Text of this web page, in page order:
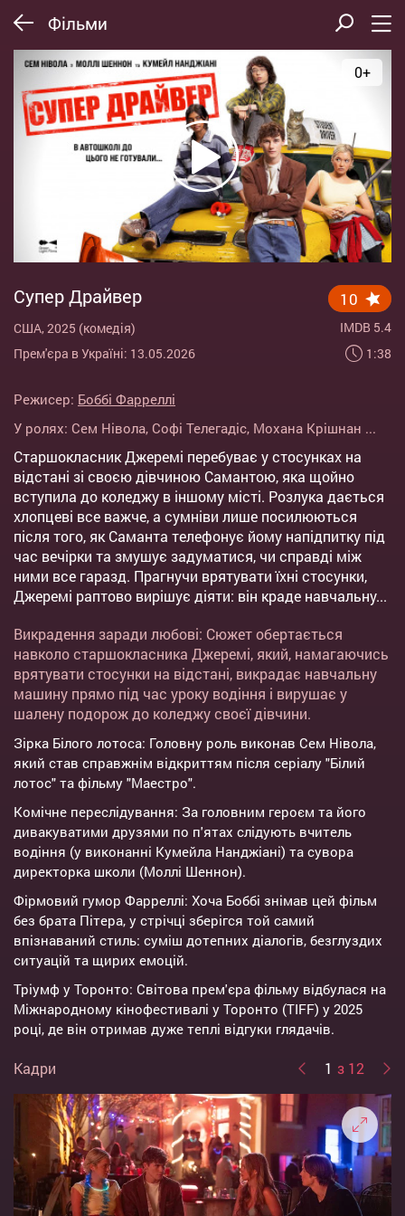
Фільми
0+
Супер Драйвер
США, 2025 (комедія)
Прем'єра в Україні: 13.05.2026
10
IMDB 5.4
1:38
Режисер: Боббі Фарреллі
У ролях: Сем Нівола, Софі Телегадіс, Мохана Крішнан ...
Старшокласник Джеремі перебуває у стосунках на
відстані зі своєю дівчиною Самантою, яка щойно
вступила до коледжу в іншому місті. Розлука дається
хлопцеві все важче, а сумніви лише посилюються
після того, як Саманта телефонує йому напідпитку під
час вечірки та змушує задуматися, чи справді між
ними все гаразд. Прагнучи врятувати їхні стосунки,
Джеремі раптово вирішує діяти: він краде навчальну...
Викрадення заради любові: Сюжет обертається
навколо старшокласника Джеремі, який, намагаючись
врятувати стосунки на відстані, викрадає навчальну
машину прямо під час уроку водіння і вирушає у
шалену подорож до коледжу своєї дівчини.
Зірка Білого лотоса: Головну роль виконав Сем Нівола,
який став справжнім відкриттям після серіалу "Білий
лотос" та фільму "Маестро".
Комічне переслідування: За головним героєм та його
дивакуватими друзями по п'ятах слідують вчитель
водіння (у виконанні Кумейла Нанджіані) та сувора
директорка школи (Моллі Шеннон).
Фірмовий гумор Фарреллі: Хоча Боббі знімав цей фільм
без брата Пітера, у стрічці зберігся той самий
впізнаваний стиль: суміш дотепних діалогів, безглуздих
ситуацій та щирих емоцій.
Тріумф у Торонто: Світова прем'єра фільму відбулася на
Міжнародному кінофестивалі у Торонто (TIFF) у 2025
році, де він отримав дуже теплі відгуки глядачів.
Кадри 1 з 12